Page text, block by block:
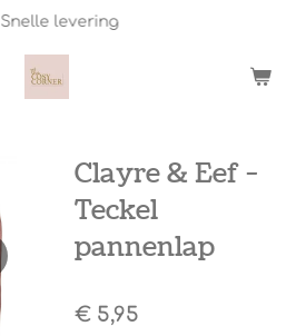
Snelle levering
Clayre & Eef -
Teckel
pannenlap
€ 5,95